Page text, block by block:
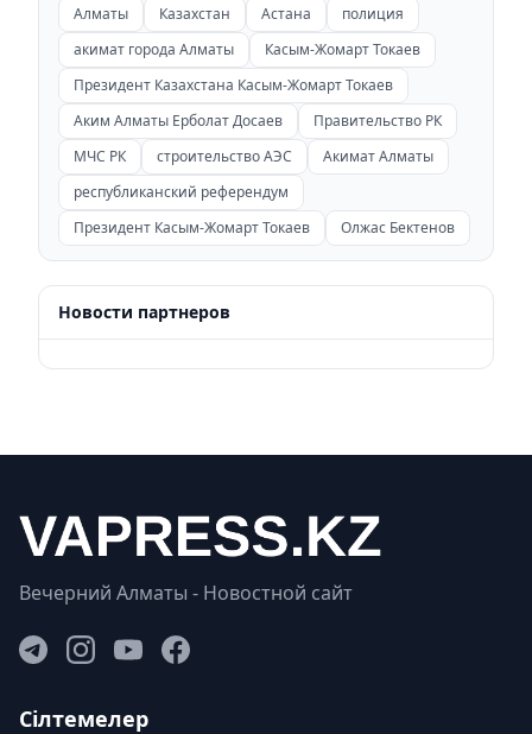
Алматы Казахстан Астана
полиция
акимат города Алматы
Касым-Жомарт Токаев
Президент Казахстана Касым-Жомарт Токаев
Аким Алматы Ерболат Досаев
Правительство РК
МЧС РК
строительство АЭС
Акимат Алматы
республиканский референдум
Президент Касым-Жомарт Токаев
Олжас Бектенов
Новости партнеров
Вечерний Алматы - Новостной сайт
Сілтемелер